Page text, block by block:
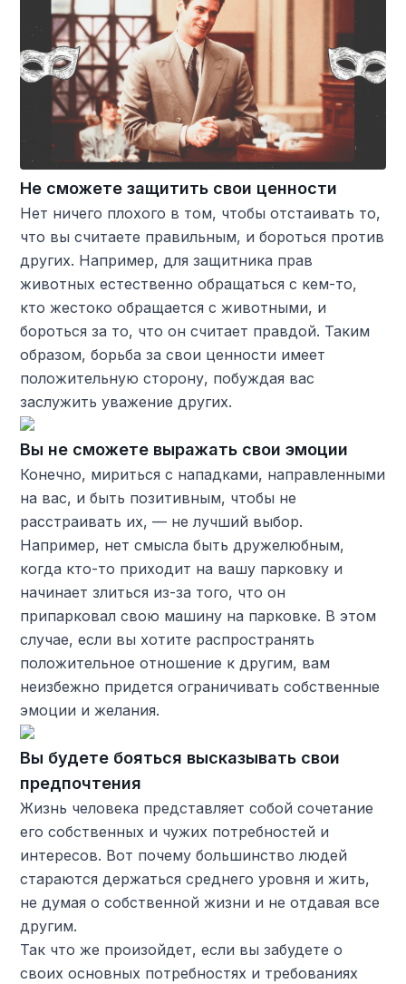
Не сможете защитить свои ценности
Нет ничего плохого в том, чтобы отстаивать то,
что вы считаете правильным, и бороться против
других. Например, для защитника прав
животных естественно обращаться с кем-то,
кто жестоко обращается с животными, и
бороться за то, что он считает правдой. Таким
образом, борьба за свои ценности имеет
положительную сторону, побуждая вас
заслужить уважение других.
Вы не сможете выражать свои эмоции
Конечно, мириться с нападками, направленными
на вас, и быть позитивным, чтобы не
расстраивать их, — не лучший выбор.
Например, нет смысла быть дружелюбным,
когда кто-то приходит на вашу парковку и
начинает злиться из-за того, что он
припарковал свою машину на парковке. В этом
случае, если вы хотите распространять
положительное отношение к другим, вам
неизбежно придется ограничивать собственные
эмоции и желания.
Вы будете бояться высказывать свои
предпочтения
Жизнь человека представляет собой сочетание
его собственных и чужих потребностей и
интересов. Вот почему большинство людей
стараются держаться среднего уровня и жить,
не думая о собственной жизни и не отдавая все
другим.
Так что же произойдет, если вы забудете о
своих основных потребностях и требованиях